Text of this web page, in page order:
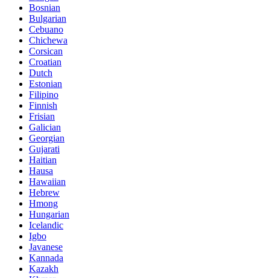
Bosnian
Bulgarian
Cebuano
Chichewa
Corsican
Croatian
Dutch
Estonian
Filipino
Finnish
Frisian
Galician
Georgian
Gujarati
Haitian
Hausa
Hawaiian
Hebrew
Hmong
Hungarian
Icelandic
Igbo
Javanese
Kannada
Kazakh